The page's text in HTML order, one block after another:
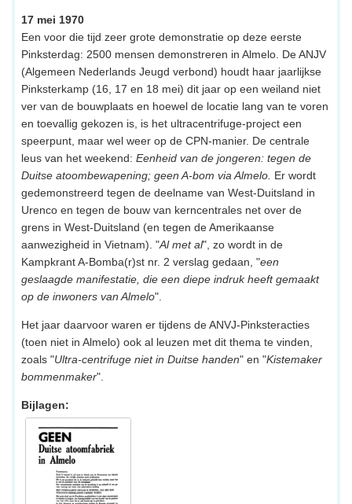
17 mei 1970
Een voor die tijd zeer grote demonstratie op deze eerste
Pinksterdag: 2500 mensen demonstreren in Almelo. De ANJV
(Algemeen Nederlands Jeugd verbond) houdt haar jaarlijkse
Pinksterkamp (16, 17 en 18 mei) dit jaar op een weiland niet
ver van de bouwplaats en hoewel de locatie lang van te voren
en toevallig gekozen is, is het ultracentrifuge-project een
speerpunt, maar wel weer op de CPN-manier. De centrale
leus van het weekend: Eenheid van de jongeren: tegen de
Duitse atoombewapening; geen A-bom via Almelo. Er wordt
gedemonstreerd tegen de deelname van West-Duitsland in
Urenco en tegen de bouw van kerncentrales net over de
grens in West-Duitsland (en tegen de Amerikaanse
aanwezigheid in Vietnam). "Al met al", zo wordt in de
Kampkrant A-Bomba(r)st nr. 2 verslag gedaan, "een
geslaagde manifestatie, die een diepe indruk heeft gemaakt
op de inwoners van Almelo".
Het jaar daarvoor waren er tijdens de ANVJ-Pinksteracties
(toen niet in Almelo) ook al leuzen met dit thema te vinden,
zoals "Ultra-centrifuge niet in Duitse handen" en "Kistemaker
bommenmaker".
Bijlagen: